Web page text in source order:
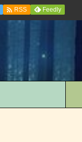
 RSS Feedly